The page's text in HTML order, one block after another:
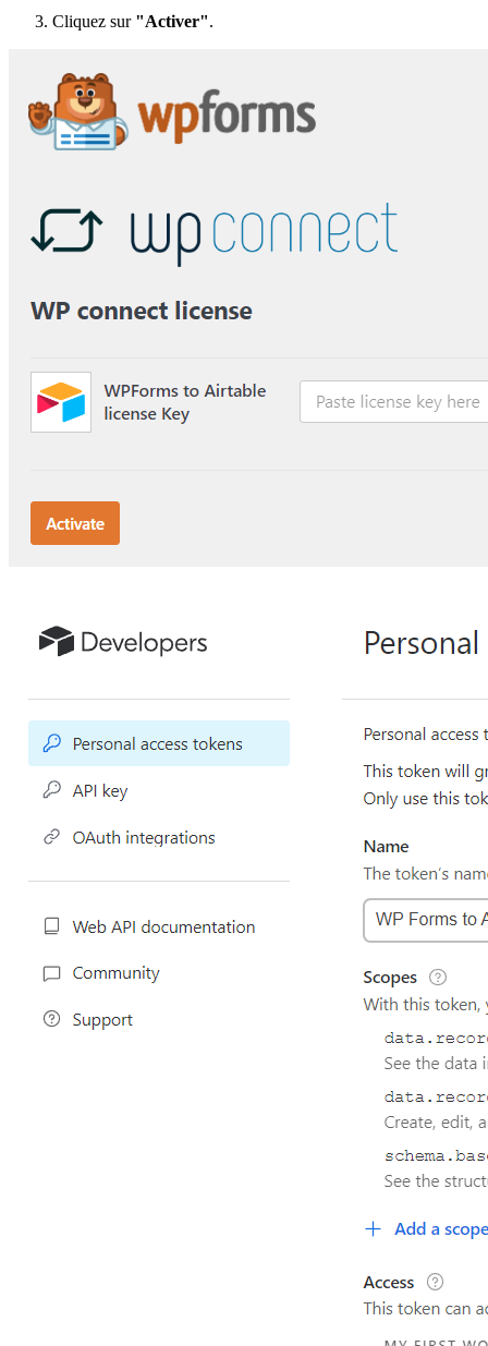
Cliquez sur "Activer".